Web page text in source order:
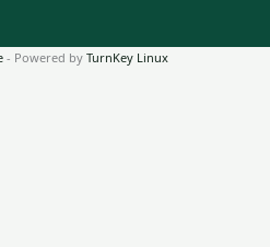
- Powered by TurnKey Linux